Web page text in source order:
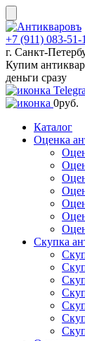
Skip
to
content
+7 (911) 083-51-
г. Санкт-
Купим
деньги сразу
0руб.
Каталог
Оценка
Скупка